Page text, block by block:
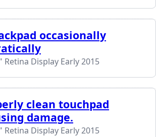
occasionally
Retina Display Early 2015
clean touchpad
damage.
Retina Display Early 2015